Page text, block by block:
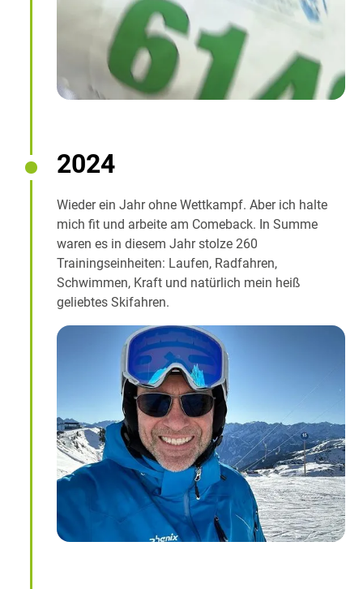
2024
Wieder ein Jahr ohne Wettkampf. Aber ich halte
mich fit und arbeite am Comeback. In Summe
waren es in diesem Jahr stolze 260
Trainingseinheiten: Laufen, Radfahren,
Schwimmen, Kraft und natürlich mein heiß
geliebtes Skifahren.